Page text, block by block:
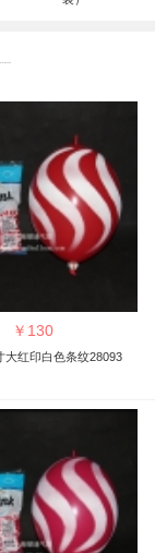
￥ 130
大红印白色条纹28093